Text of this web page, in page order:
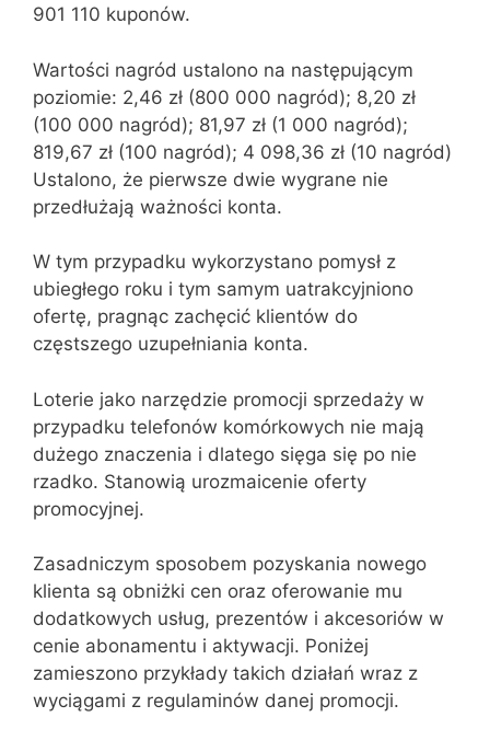
901 110 kuponów.
Wartości nagród ustalono na następującym
poziomie: 2,46 zł (800 000 nagród); 8,20 zł
(100 000 nagród); 81,97 zł (1 000 nagród);
819,67 zł (100 nagród); 4 098,36 zł (10 nagród)
Ustalono, że pierwsze dwie wygrane nie
przedłużają ważności konta.
W tym przypadku wykorzystano pomysł z
ubiegłego roku i tym samym uatrakcyjniono
ofertę, pragnąc zachęcić klientów do
częstszego uzupełniania konta.
Loterie jako narzędzie promocji sprzedaży w
przypadku telefonów komórkowych nie mają
dużego znaczenia i dlatego sięga się po nie
rzadko. Stanowią urozmaicenie oferty
promocyjnej.
Zasadniczym sposobem pozyskania nowego
klienta są obniżki cen oraz oferowanie mu
dodatkowych usług, prezentów i akcesoriów w
cenie abonamentu i aktywacji. Poniżej
zamieszono przykłady takich działań wraz z
wyciągami z regulaminów danej promocji.